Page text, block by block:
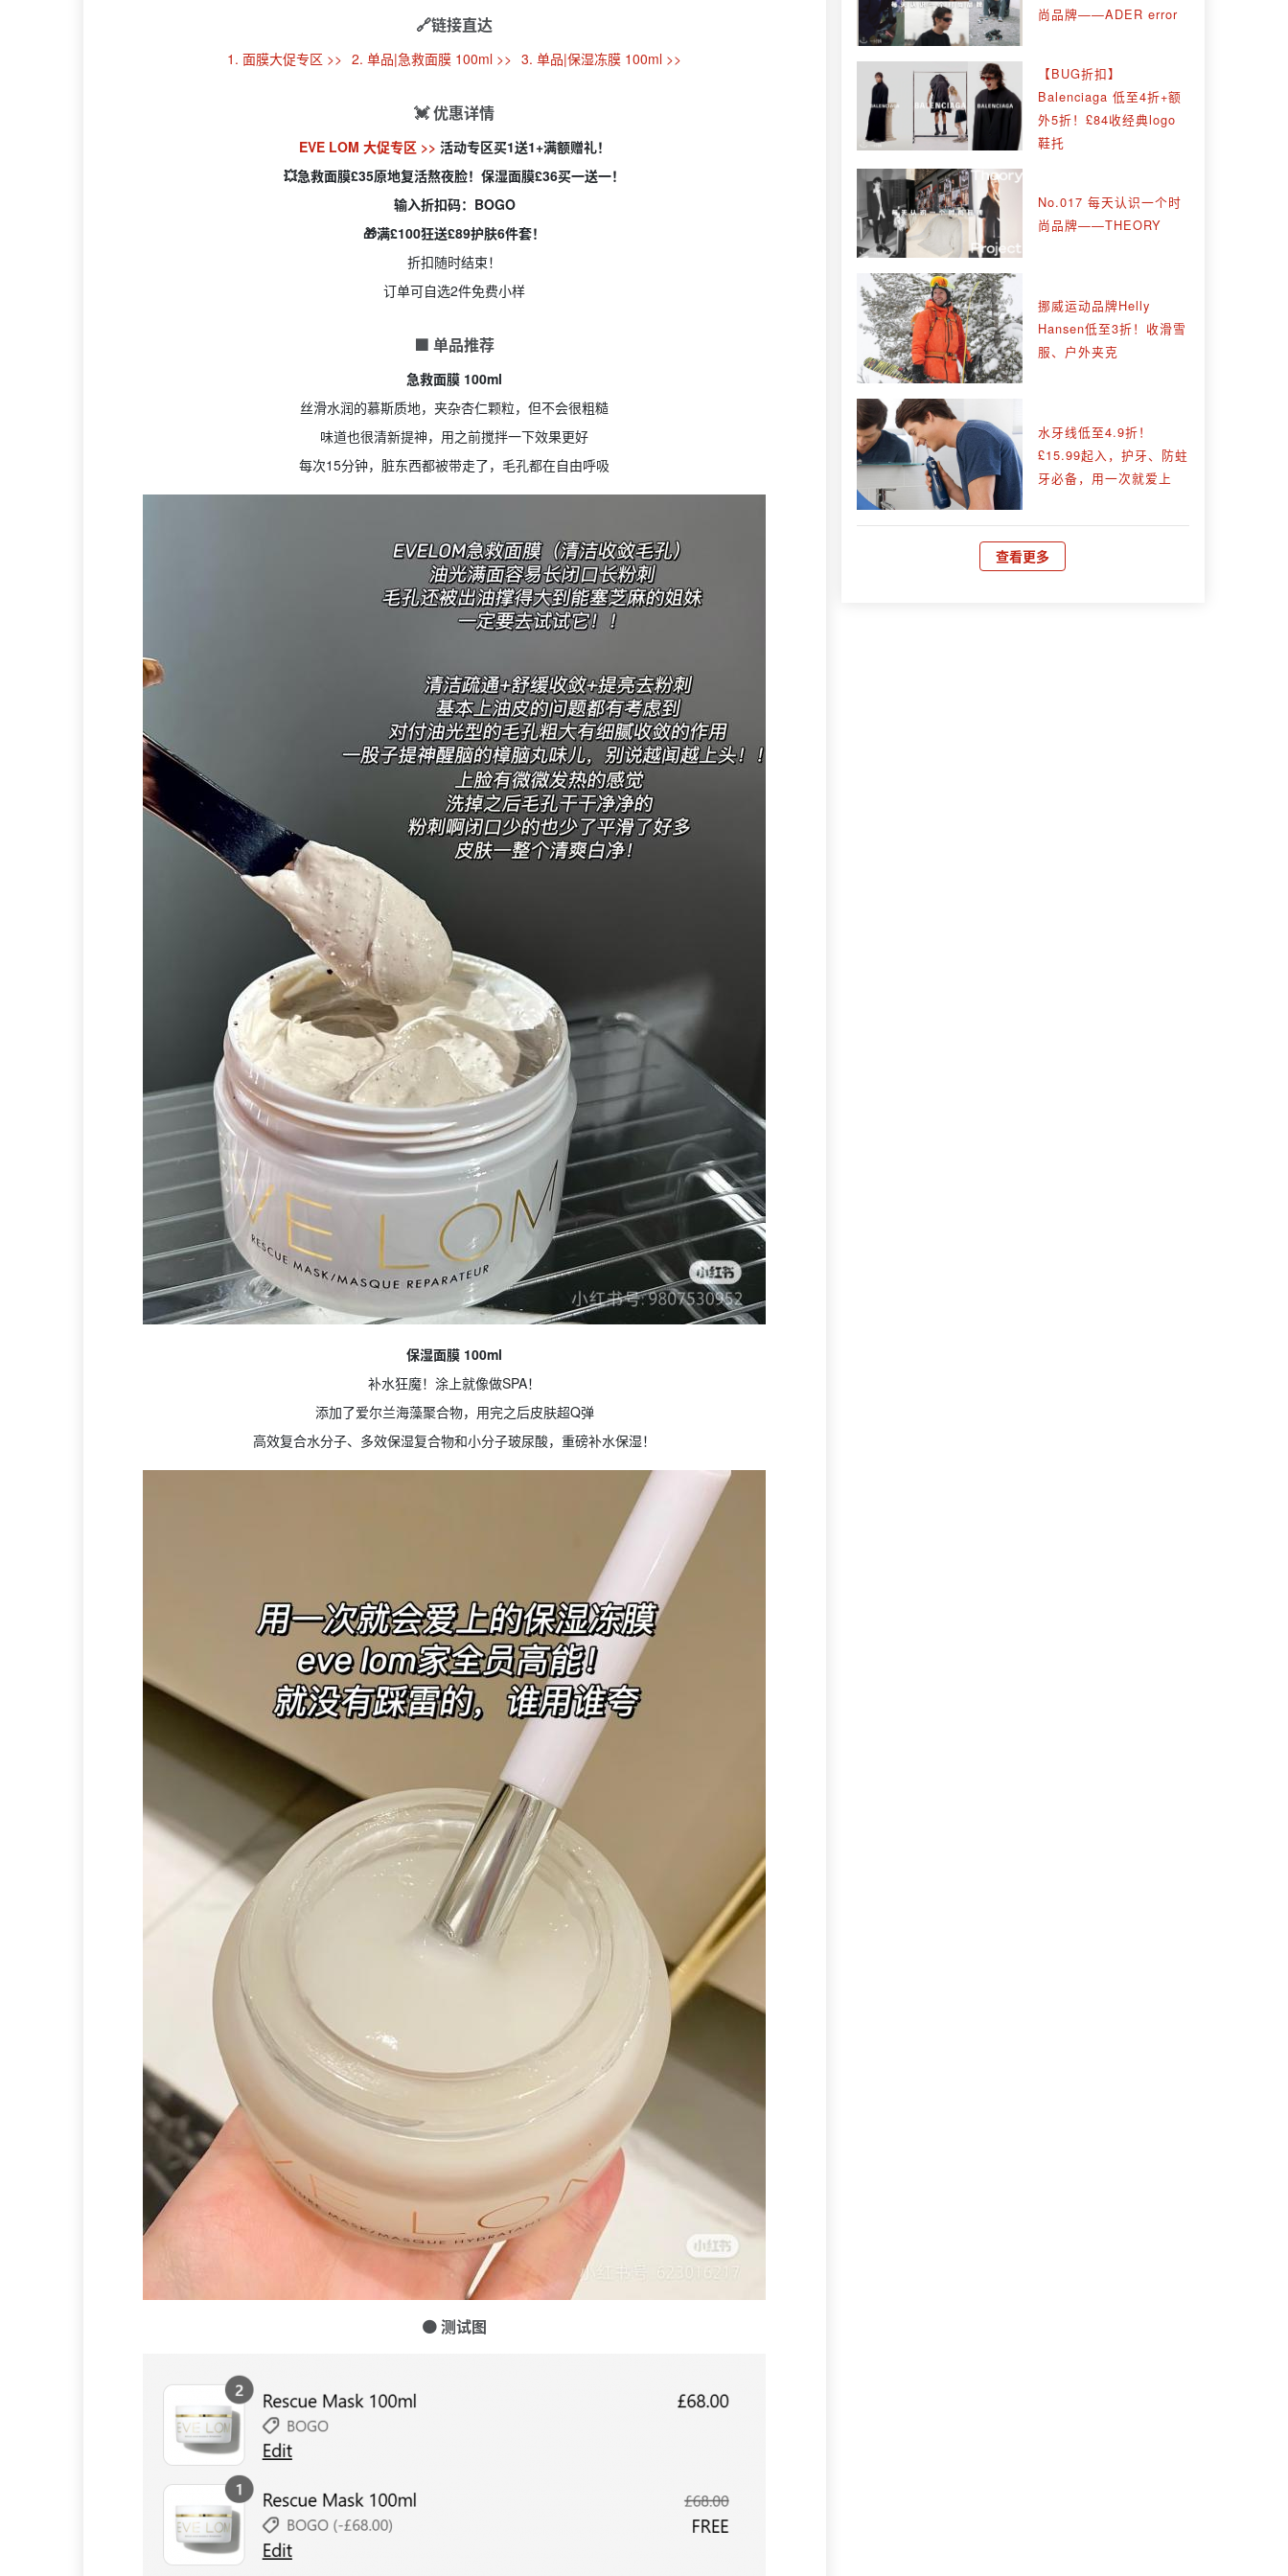
🔗链接直达
1. 面膜大促专区 >> 2. 单品|急救面膜 100ml >> 3. 单品|保湿冻膜 100ml >>
💓 优惠详情
EVE LOM 大促专区 >> 活动专区买1送1+满额赠礼！
💥急救面膜£35原地复活熬夜脸！保湿面膜£36买一送一！
输入折扣码：BOGO
🎁满£100狂送£89护肤6件套！
折扣随时结束！
订单可自选2件免费小样
🟩 单品推荐
急救面膜 100ml
丝滑水润的慕斯质地，夹杂杏仁颗粒，但不会很粗糙
味道也很清新提神，用之前搅拌一下效果更好
每次15分钟，脏东西都被带走了，毛孔都在自由呼吸
保湿面膜 100ml
补水狂魔！涂上就像做SPA！
添加了爱尔兰海藻聚合物，用完之后皮肤超Q弹
高效复合水分子、多效保湿复合物和小分子玻尿酸，重磅补水保湿！
🟠 测试图
尚品牌——ADER error
【BUG折扣】
Balenciaga 低至4折+额
外5折！£84收经典logo
鞋托
No.017 每天认识一个时
尚品牌——THEORY
挪威运动品牌Helly
Hansen低至3折！收滑雪
服、户外夹克
水牙线低至4.9折！
£15.99起入，护牙、防蛀
牙必备，用一次就爱上
查看更多